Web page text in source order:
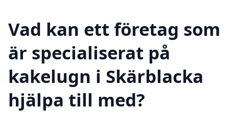
Vad kan ett företag som
är specialiserat på
kakelugn i Skärblacka
hjälpa till med?